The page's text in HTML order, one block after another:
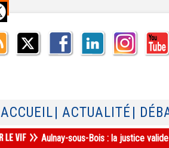
ACCUEIL | ACTUALITÉ |
Aulnay-sous-Bois : la justice